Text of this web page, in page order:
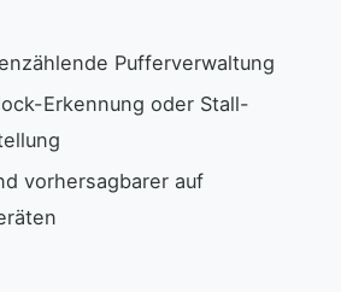
Pufferverwaltung
Erkennung oder Stall-
vorhersagbarer auf